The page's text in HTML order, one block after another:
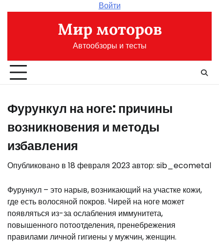
Войти
Мир моторов
Автообзоры и тесты
Фурункул на ноге: причины
возникновения и методы
избавления
Опубликовано в 18 февраля 2023автор: sib_ecometal
Фурункул – это нарыв, возникающий на участке кожи,
где есть волосяной покров. Чирей на ноге может
появляться из-за ослабления иммунитета,
повышенного потоотделения, пренебрежения
правилами личной гигиены у мужчин, женщин.